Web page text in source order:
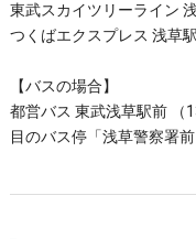
東武スカイツリーライン
つくばエクスプレス 浅草
【バスの場合】
都営バス 東武浅草駅前
目のバス停「浅草警察署